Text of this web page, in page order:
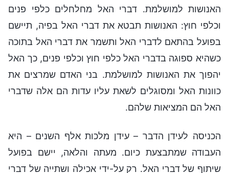
האנושות למושלמת. דברי האל מחלחלים כלפי פנים
וכלפי חוץ: האנושות תבטא את דברי האל בפיה, תיישם
בפועל בהתאם לדברי האל ותשמר את דברי האל בתוכה
כשהיא ספוגה בדברי האל כלפי חוץ וכלפי פנים, כך האל
יהפוך את האנושות למושלמת. בני האדם שמרצים את
כוונות האל ומסוגלים לשאת עליו עדות הם אלה שדברי
האל הם המציאות שלהם.
הכניסה לעידן הדבר – עידן מלכות אלף השנים – היא
העבודה שמתבצעת כיום. מעתה והלאה, יישם בפועל
שיתוף של דברי האל. רק על-ידי אכילה ושתייה של דברי